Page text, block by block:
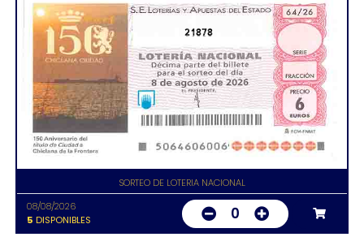
21878
SORTEO DE LOTERIA NACIONAL
08/08/2026
5 DISPONIBLES 0